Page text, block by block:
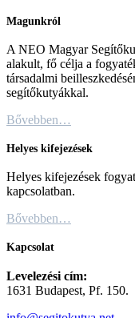
Magunkról
A NEO Magyar
alakult, fő célja a
társadalmi
segítőkutyákkal.
Bővebben…
Helyes kifejezések
Helyes kifejezések
kapcsolatban.
Bővebben…
Kapcsolat
Levelezési cím:
1631 Budapest, Pf. 150.